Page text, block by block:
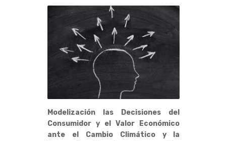
Modelización las Decisiones del
Consumidor y el Valor Económico
ante el Cambio Climático y la